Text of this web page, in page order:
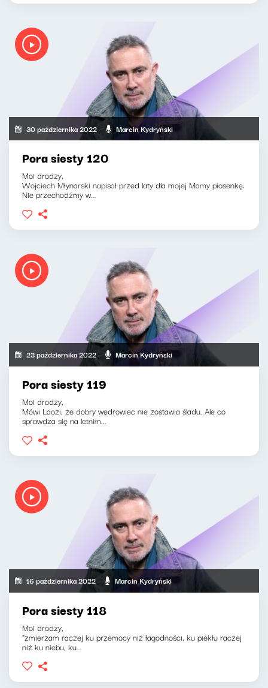
30 października 2022 Marcin Kydryński
Pora siesty 120
Moi drodzy,
Wojciech Młynarski napisał przed laty dla mojej Mamy piosenkę:
Nie przechodźmy w...
23 października 2022 Marcin Kydryński
Pora siesty 119
Moi drodzy,
Mówi Laozi, że dobry wędrowiec nie zostawia śladu. Ale co
sprawdza się na letnim...
16 października 2022 Marcin Kydryński
Pora siesty 118
Moi drodzy,
"zmierzam raczej ku przemocy niż łagodności, ku piekłu raczej
niż ku niebu, ku...